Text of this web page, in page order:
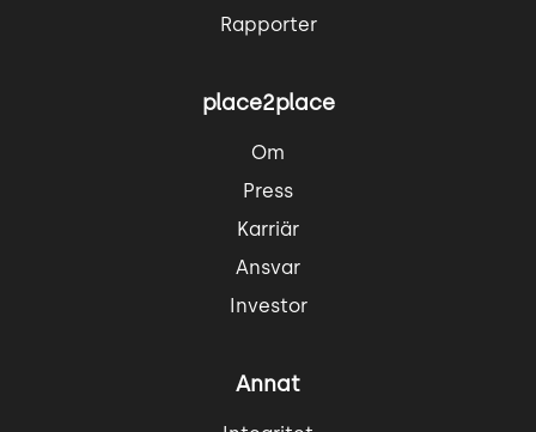
Rapporter
place2place
Om
Press
Karriär
Ansvar
Investor
Annat